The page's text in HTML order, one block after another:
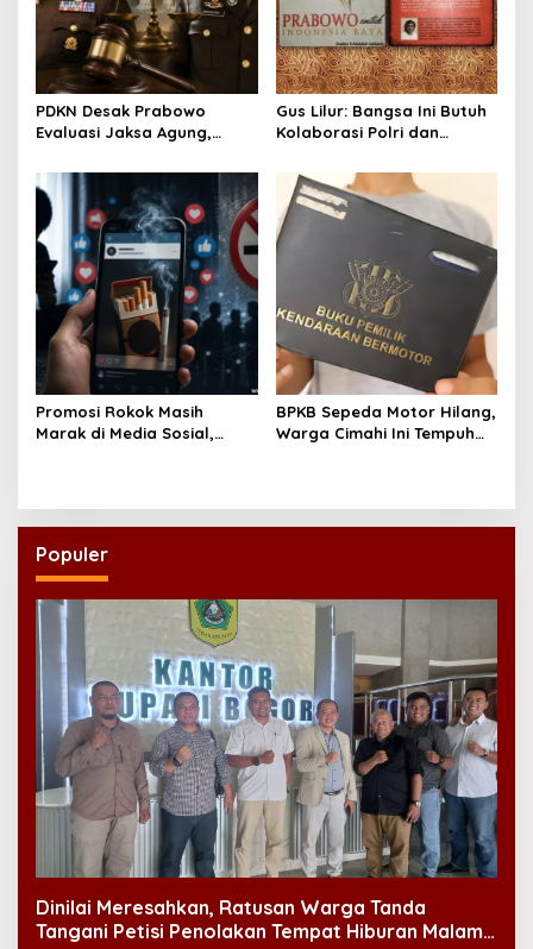
PDKN Desak Prabowo
Evaluasi Jaksa Agung,
Agung sebagai Pengganti
Gus Lilur: Bangsa Ini Butuh
Kolaborasi Polri dan
Kekuatan
Promosi Rokok Masih
Marak di Media Sosial,
BPKB Sepeda Motor Hilang,
Warga Cimahi Ini Tempuh
Populer
Dinilai Meresahkan, Ratusan Warga Tanda
Tangani Petisi Penolakan Tempat Hiburan Malam